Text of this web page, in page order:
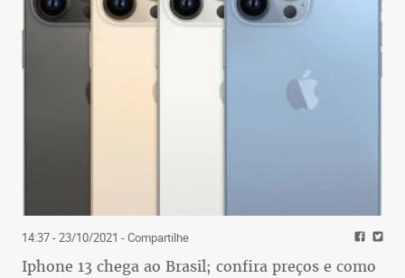
14:37 - 23/10/2021 - Compartilhe
Iphone 13 chega ao Brasil; confira preços e como